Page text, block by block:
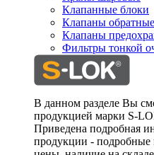
Клапанные блоки
Клапаны обратные
Клапаны
Фильтры тонкой
В данном разделе Вы
продукцией марки S-
Приведена подробная
продукции - подробные